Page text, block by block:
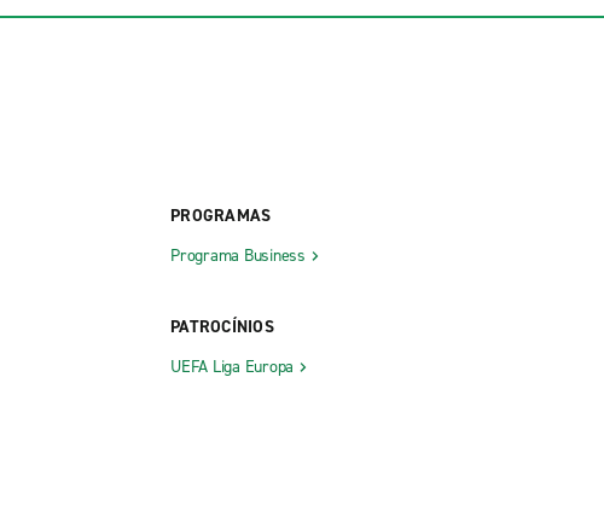
PROGRAMAS
Programa Business
PATROCÍNIOS
UEFA Liga Europa